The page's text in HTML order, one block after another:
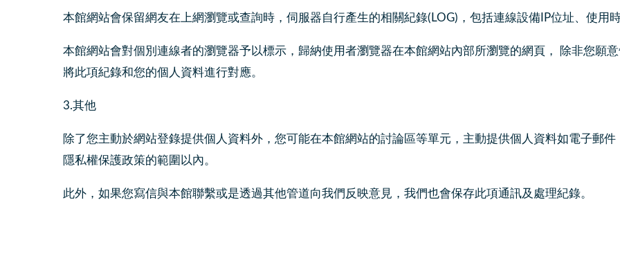
本館網站會保留網友在上網瀏覽或查詢時，伺服器自行產生的相關紀錄(LOG)，包括連線設備IP位址、使用
本館網站會對個別連線者的瀏覽器予以標示，歸納使用者瀏覽器在本館網站內部所瀏覽的網頁， 除非您願
將此項紀錄和您的個人資料進行對應。
3.其他
除了您主動於網站登錄提供個人資料外，您可能在本館網站的討論區等單元，主動提供個人資料如電子郵
隱私權保護政策的範圍以內。
此外，如果您寫信與本館聯繫或是透過其他管道向我們反映意見，我們也會保存此項通訊及處理紀錄。